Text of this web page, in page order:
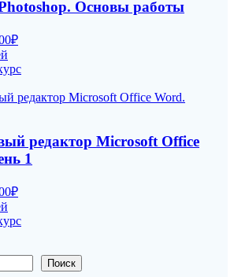
Основы работы
₽Текущая
2625,00₽.
редактор Microsoft Office
1
₽Текущая
1750,00₽.
Поиск